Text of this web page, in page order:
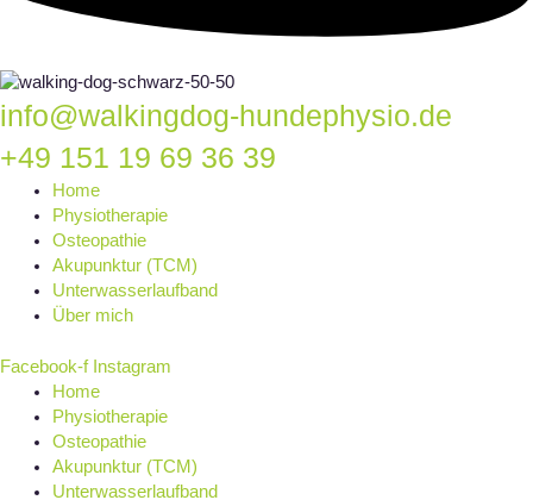
info@walkingdog-hundephysio.de
+49 151 19 69 36 39
Home
Physiotherapie
Osteopathie
Akupunktur (TCM)
Unterwasserlaufband
Über mich
Facebook-f Instagram
Home
Physiotherapie
Osteopathie
Akupunktur (TCM)
Unterwasserlaufband